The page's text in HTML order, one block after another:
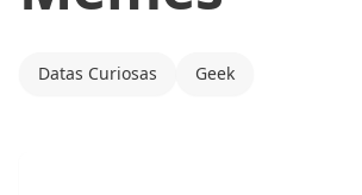
Datas Curiosas Geek